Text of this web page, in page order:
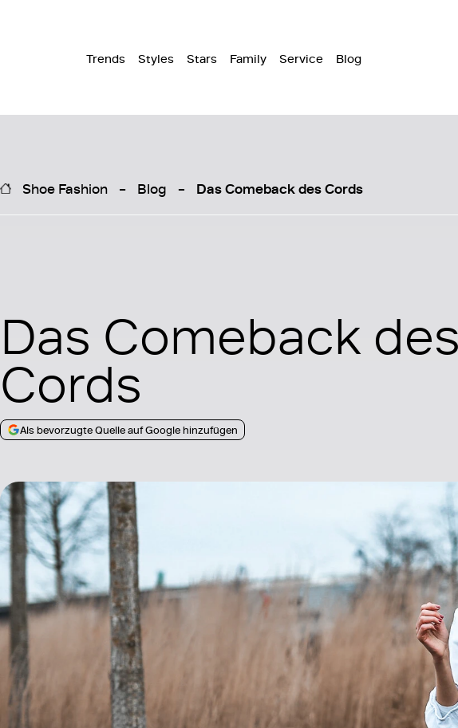
Trends Styles Stars Family Service Blog
Shoe Fashion Blog Das Comeback des Cords
Das Comeback des
Cords
Als bevorzugte Quelle auf Google hinzufügen